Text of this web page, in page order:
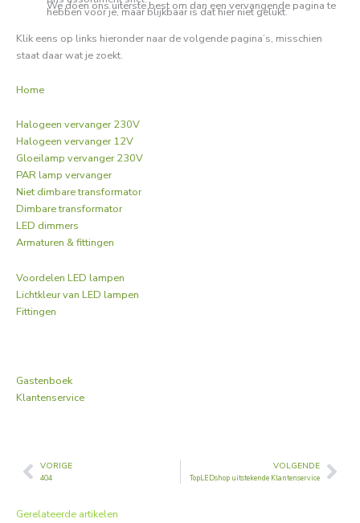
We doen ons uiterste best om dan een vervangende pagina te
hebben voor je, maar blijkbaar is dat hier niet gelukt.
Klik eens op links hieronder naar de volgende pagina’s, misschien
staat daar wat je zoekt.
Home
Halogeen vervanger 230V
Halogeen vervanger 12V
Gloeilamp vervanger 230V
PAR lamp vervanger
Niet dimbare transformator
Dimbare transformator
LED dimmers
Armaturen & fittingen
Voordelen LED lampen
Lichtkleur van LED lampen
Fittingen
Gastenboek
Klantenservice
Vorige
VORIGE
404
VOLGENDE
TopLEDshop uitstekende Klantenservice
Gerelateerde artikelen